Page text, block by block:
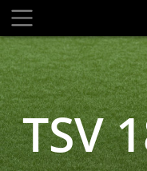
TSV